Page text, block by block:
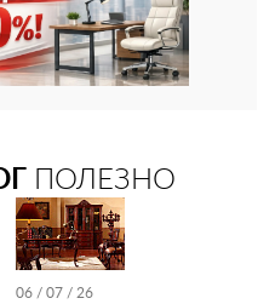
ПОЛЕЗНО
06 / 07 / 26